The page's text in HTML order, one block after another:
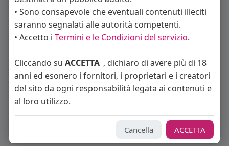
Mi piace
• Sono consapevole che eventuali contenuti illeciti
saranno segnalati alle autorità competenti.
• Accetto i Termini e le Condizioni del servizio.
Cliccando su ACCETTA , dichiaro di avere più di 18
anni ed esonero i fornitori, i proprietari e i creatori
del sito da ogni responsabilità legata ai contenuti e
al loro utilizzo.
Cancella ACCETTA